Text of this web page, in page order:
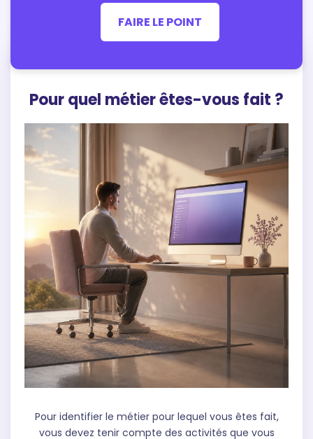
FAIRE LE POINT
Pour quel métier êtes-vous fait ?
Pour identifier le métier pour lequel vous êtes fait,
vous devez tenir compte des activités que vous